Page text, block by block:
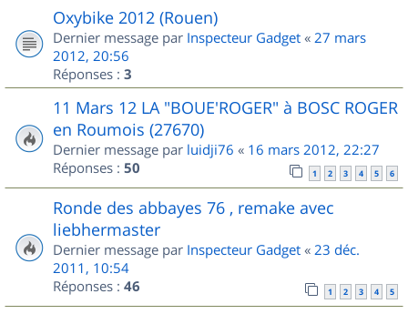
Oxybike 2012 (Rouen)
Dernier message par Inspecteur Gadget « 27 mars
2012, 20:56
Réponses : 3
11 Mars 12 LA "BOUE'ROGER" à BOSC ROGER
en Roumois (27670)
Dernier message par luidji76 « 16 mars 2012, 22:27
Réponses : 50 1 2 3 4 5 6
Ronde des abbayes 76 , remake avec
liebhermaster
Dernier message par Inspecteur Gadget « 23 déc.
2011, 10:54
Réponses : 46 1 2 3 4 5